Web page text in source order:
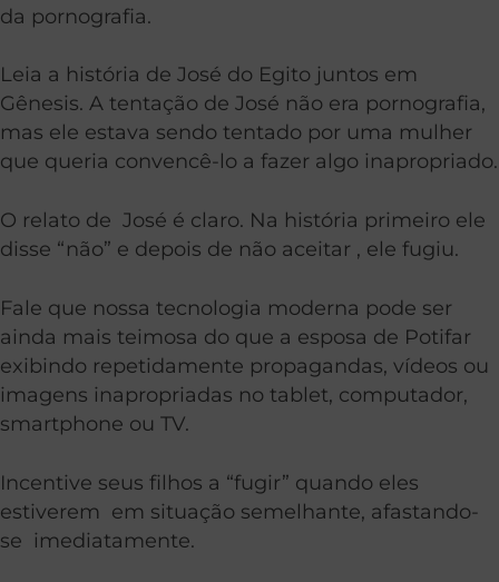
da pornografia.
Leia a história de José do Egito juntos em
Gênesis. A tentação de José não era pornografia,
mas ele estava sendo tentado por uma mulher
que queria convencê-lo a fazer algo inapropriado.
O relato de José é claro. Na história primeiro ele
disse “não” e depois de não aceitar , ele fugiu.
Fale que nossa tecnologia moderna pode ser
ainda mais teimosa do que a esposa de Potifar
exibindo repetidamente propagandas, vídeos ou
imagens inapropriadas no tablet, computador,
smartphone ou TV.
Incentive seus filhos a “fugir” quando eles
estiverem em situação semelhante, afastando-
se imediatamente.